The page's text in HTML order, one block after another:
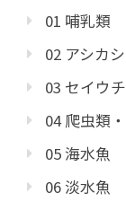
01 哺乳類
02 アシカ
03 セイウ
04 爬虫類
05 海水魚
06 淡水魚